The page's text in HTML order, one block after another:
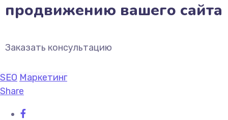
продвижению вашего сайта
Заказать консультацию
SEO Маркетинг
Share